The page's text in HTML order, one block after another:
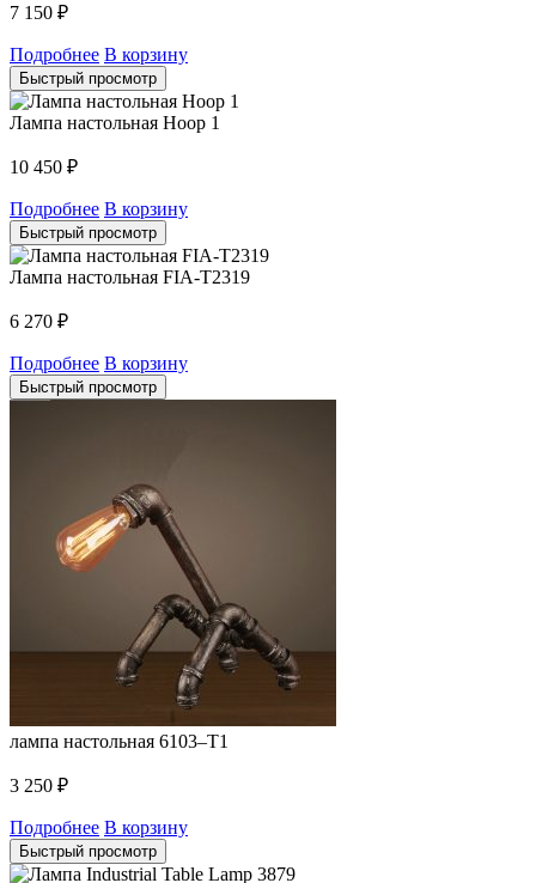
7 150 ₽
Подробнее В корзину
Быстрый просмотр
Лампа настольная Hoop 1
10 450 ₽
Подробнее В корзину
Быстрый просмотр
Лампа настольная FIA-T2319
6 270 ₽
Подробнее В корзину
Быстрый просмотр
лампа настольная 6103–T1
3 250 ₽
Подробнее В корзину
Быстрый просмотр